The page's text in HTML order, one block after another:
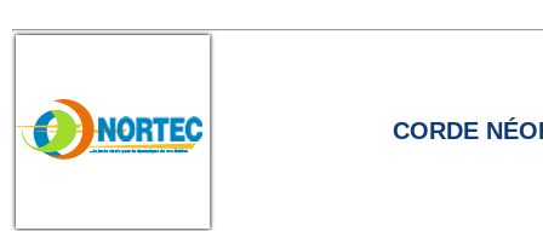
CORDE